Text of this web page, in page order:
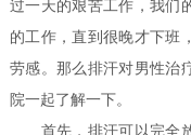
过一天的艰苦工作，我们
的工作，直到很晚才下班
劳感。那么排汗对男性治
院一起了解一下。
首先，排汗可以完全放